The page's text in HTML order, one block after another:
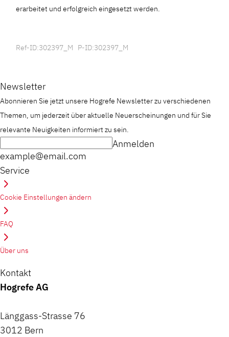
erarbeitet und erfolgreich eingesetzt werden.
Ref-ID:302397_M P-ID:302397_M
Newsletter
Abonnieren Sie jetzt unsere Hogrefe Newsletter zu verschiedenen
Themen, um jederzeit über aktuelle Neuerscheinungen und für Sie
relevante Neuigkeiten informiert zu sein.
example@email.com
Anmelden
Service
Cookie Einstellungen ändern
FAQ
Über uns
Kontakt
Hogrefe AG
Länggass-Strasse 76
3012 Bern